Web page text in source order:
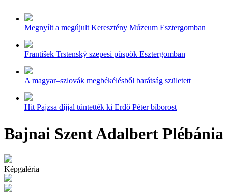
Megnyílt a megújult Keresztény Múzeum Esztergomban
František Trstenský szepesi püspök Esztergomban
A magyar–szlovák megbékélésből barátság született
Hit Pajzsa díjjal tüntették ki Erdő Péter bíborost
Bajnai Szent Adalbert Plébánia
Képgaléria